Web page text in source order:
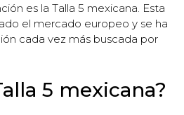
es la Talla 5 mexicana. Esta
el mercado europeo y se ha
cada vez más buscada por
5 mexicana?